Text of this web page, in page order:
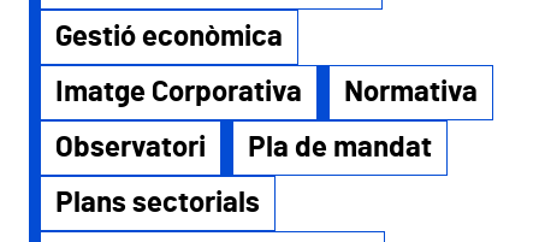
Gestió econòmica
Imatge Corporativa
Normativa
Observatori
Pla de mandat
Plans sectorials